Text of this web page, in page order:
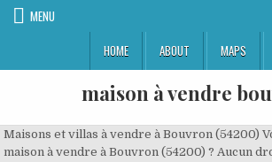
MENU
HOME
ABOUT MAPS
maison à vendre
Maisons et villas à vendre à Bouvron (54200)
maison à vendre à Bouvron (54200) ? Aucun